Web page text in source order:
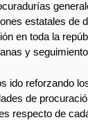
estatales de
en toda la
y
ido reforzando
de
respecto de